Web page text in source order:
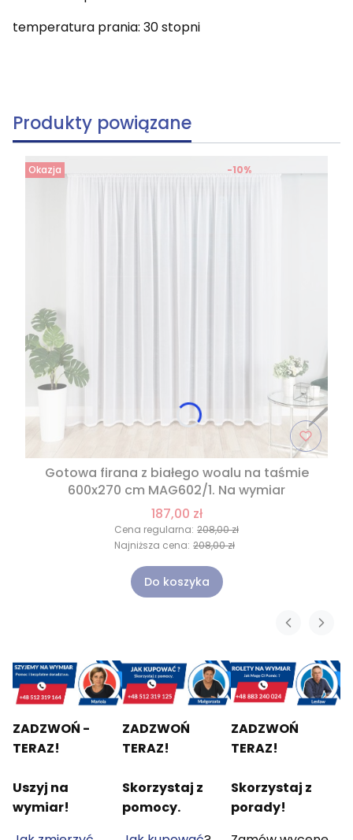
temperatura prania: 30 stopni
Produkty powiązane
Okazja
Gotowa firana z białego woalu na taśmie
600x270 cm MAG602/1. Na wymiar
187,00 zł
Cena regularna: 208,00 zł
-10%
Najniższa cena: 208,00 zł
Do koszyka
ZADZWOŃ -
TERAZ!
Uszyj na
wymiar!
ZADZWOŃ
TERAZ!
Skorzystaj z
pomocy.
ZADZWOŃ
TERAZ!
Skorzystaj z
porady!